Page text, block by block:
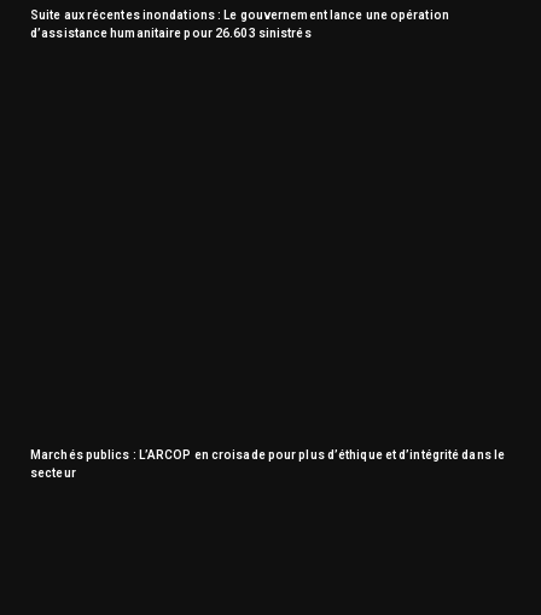
Suite aux récentes inondations : Le gouvernement lance une opération
d’assistance humanitaire pour 26.603 sinistrés
Marchés publics : L’ARCOP en croisade pour plus d’éthique et d’intégrité dans le
secteur